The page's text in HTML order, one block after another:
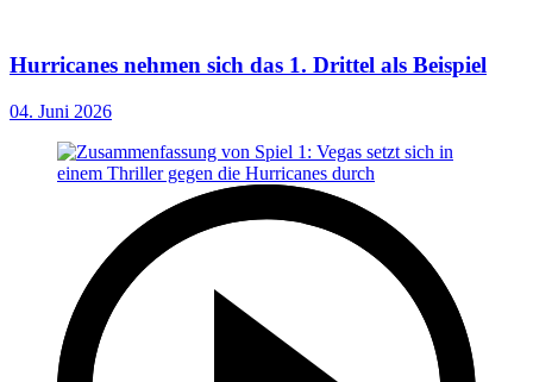
Hurricanes nehmen sich das 1. Drittel als Beispiel
04. Juni 2026